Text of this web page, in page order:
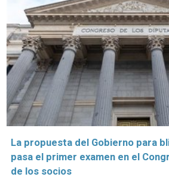
La propuesta del Gobierno para
pasa el primer examen en el
de los socios